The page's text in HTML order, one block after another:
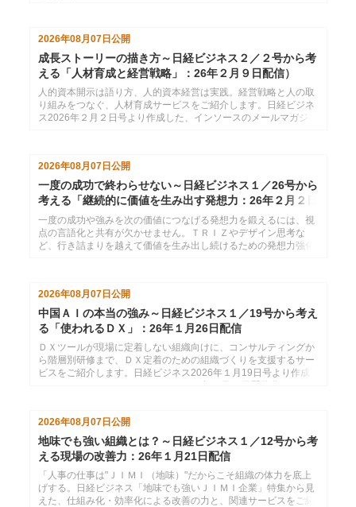
2026年08月07日公開
成長ストーリーの描き方～日経ビジネス２／２号から考
える「人材育成と経営戦略」：26年２月９日配信）
人的資本開示は語り方、人的資本経営は実践。経営戦略と人の取
り組みをつなぐ、人材育成サービスをご紹介します。日経ビジネ
ス2026年２月２日号より作成した、インソースのメールマガジン
2026年08月07日 公開
一度の成功で終わらせない～日経ビジネス１／26号から
考える「継続的に価値を生み出す発想力：26年２月２日
配信
一度の成功や強みを次の価値につなげる発想力を鍛えるには、視
点の言語化と共有が欠かせません。ＴＲＩＺやデザイン思考な
ど、行き詰まりを越えて価値を生み出し続けるための発想力強化
2026年08月07日 公開
中国ＡＩの本当の強み～日経ビジネス１／19号から考え
る「使われるＤＸ」：26年１月26日配信
ＤＸツールが現場に定着しない組織向けに、コンサルティングか
ら階層別研修まで、ＤＸ定着のための組織づくりを支援するサー
ビスをご紹介します。日経ビジネス2026年１月19日号より作成
2026年08月07日公開
地味でも強い組織とは？～日経ビジネス１／12号から考
える現場の改善力：26年１月21日配信
「人事の仕事は"ＪＩＭＩ（地味）"だからこそ組織の体力を底上
げする。日経ビジネス「地味でも強いＪＩＭＩ企業」特集から見
えた、仕組み化・効率化による改善の力と、関連サービスをご紹